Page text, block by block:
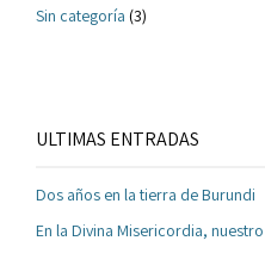
Sin categoría (3)
ULTIMAS ENTRADAS
Dos años en la tierra de Burundi
En la Divina Misericordia,